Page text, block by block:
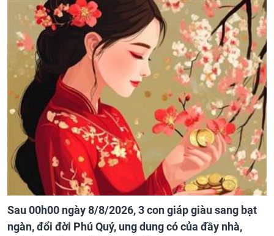
Sau 00h00 ngày 8/8/2026, 3 con giáp giàu sang bạt
ngàn, đổi đời Phú Quý, ung dung có của đầy nhà,